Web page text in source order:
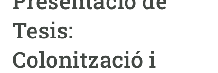
Tesis:
Colonització i
menu
RECERCA
CIÈNCIA EN ACCIÓ